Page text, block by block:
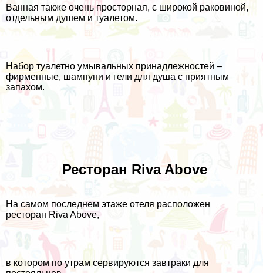
Ванная также очень просторная, с широкой раковиной,
отдельным душем и туалетом.
Набор туалетно умывальных принадлежностей –
фирменные, шампуни и гели для душа с приятным
запахом.
Ресторан Riva Above
На самом последнем этаже отеля расположен
ресторан Riva Above,
в котором по утрам сервируются завтраки для